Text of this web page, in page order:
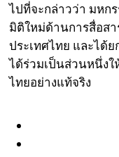
ไปที่จะกล่าวว่า มหก
มิติใหม่ด้านการสื่อส
ประเทศไทย และได้
ได้ร่วมเป็นส่วนหนึ่ง
ไทยอย่างแท้จริง